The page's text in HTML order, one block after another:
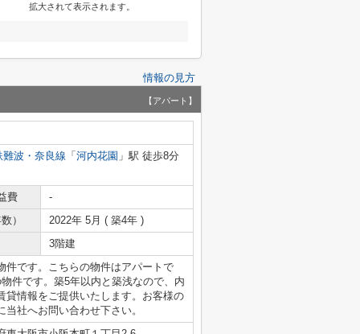
拡大されて表示されます。
情報の見方
【アパート】
難波・奈良線 「 河内花園 」駅 徒歩8分
費
-
）
2022年 5月 ( 築4年 )
3階建
件です。こちらの物件はアパートで
件です。築5年以内と築浅なので、内
貸情報をご提供いたします。お客様の
社へお問い合わせ下さい。